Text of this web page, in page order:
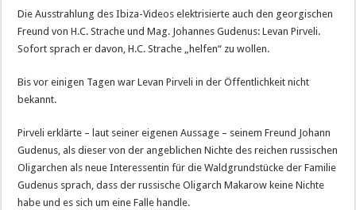
Die Ausstrahlung des Ibiza-Videos elektrisierte auch den georgischen
Freund von H.C. Strache und Mag. Johannes Gudenus: Levan Pirveli.
Sofort sprach er davon, H.C. Strache „helfen“ zu wollen.
Bis vor einigen Tagen war Levan Pirveli in der Öffentlichkeit nicht
bekannt.
Pirveli erklärte – laut seiner eigenen Aussage – seinem Freund Johann
Gudenus, als dieser von der angeblichen Nichte des reichen russischen
Oligarchen als neue Interessentin für die Waldgrundstücke der Familie
Gudenus sprach, dass der russische Oligarch Makarow keine Nichte
habe und es sich um eine Falle handle.